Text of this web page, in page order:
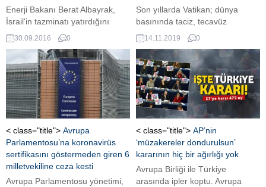
Enerji Bakanı Berat Albayrak,
İsrail'in tazminatı yatırdığını
açıkladı.
30.09.2016 0
Son yıllarda Vatikan; dünya
basınında taciz, tecavüz
skandallarıyla haber oluyor.
Kiliselerde yaşanan skandallar,
bir bir ortaya çıkıyor. Papa
Francis, dev teknoloji
şirketlerinden çocukların
pornografik içerikleri izlemelerini
engellemek için sorumluluk
almalarını istedi. ÇOCUKLAR
İZLEMESİN DİYE TEDBİR
ALINMALI Facebook, Google ve
Apple gibi teknoloji devlerine
çağrı yapan Papa Francis, çocuk
pornosunu internet...
14.11.2019 0
< class="title"> Avrupa
Parlamentosu’na koronavirüs
sertifikasını göstermeden giren 6
milletvekiline ceza kesti
Avrupa Parlamentosu yönetimi,
< class="title"> AP’nin
‘müzakereler dondurulsun’
kararının hiç bir ağırlığı yok
Avrupa Birliği ile Türkiye
arasında ipler koptu. Avrupa